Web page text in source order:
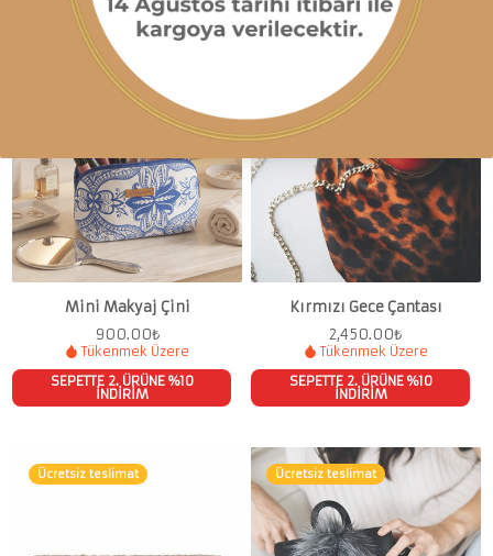
Mini Makyaj Çini
900.00₺
Tükenmek Üzere
SEPETTE 2. ÜRÜNE %10
İNDİRİM
Kırmızı Gece Çantası
2,450.00₺
Tükenmek Üzere
SEPETTE 2. ÜRÜNE %10
İNDİRİM
Ücretsiz teslimat Ücretsiz teslimat